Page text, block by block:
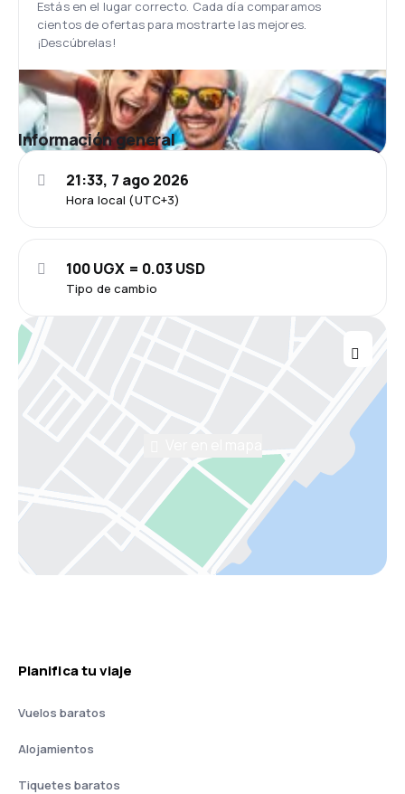
Estás en el lugar correcto. Cada día comparamos
cientos de ofertas para mostrarte las mejores.
¡Descúbrelas!
Información general
Hora local (UTC+3)
21:33, 7 ago 2026
Tipo de cambio
100 UGX = 0.03 USD
Planifica tu viaje
Vuelos baratos
Alojamientos
Tiquetes baratos